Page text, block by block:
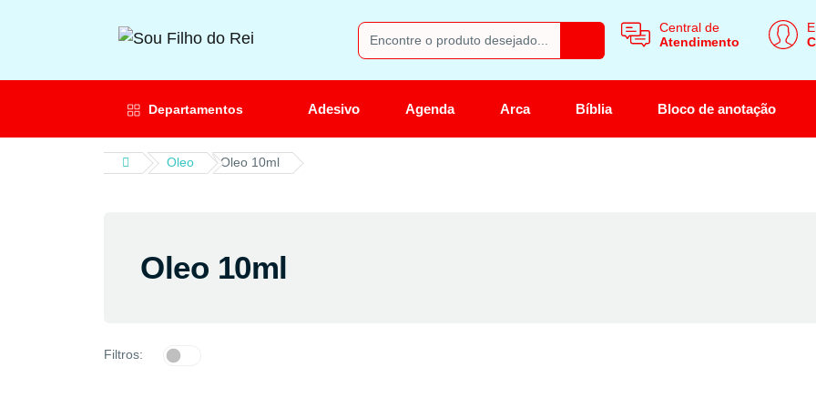
Central de
Atendimento
Departamentos Adesivo Agenda Arca Bíblia Bloco de anotação
Oleo Oleo 10ml
Oleo 10ml
Filtros: